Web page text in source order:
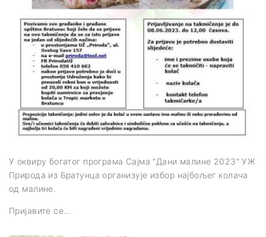
У оквиру богатог програма Сајма "Дани малине 2023" УЖ
Природа из Братунца организује избор најбољег колача
од малине.
Пријавите се...